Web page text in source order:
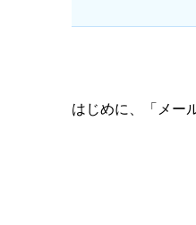
はじめに、「メー